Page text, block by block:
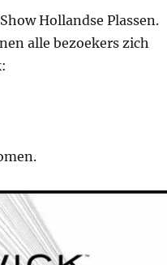
Hollandse Plassen.
alle bezoekers zich